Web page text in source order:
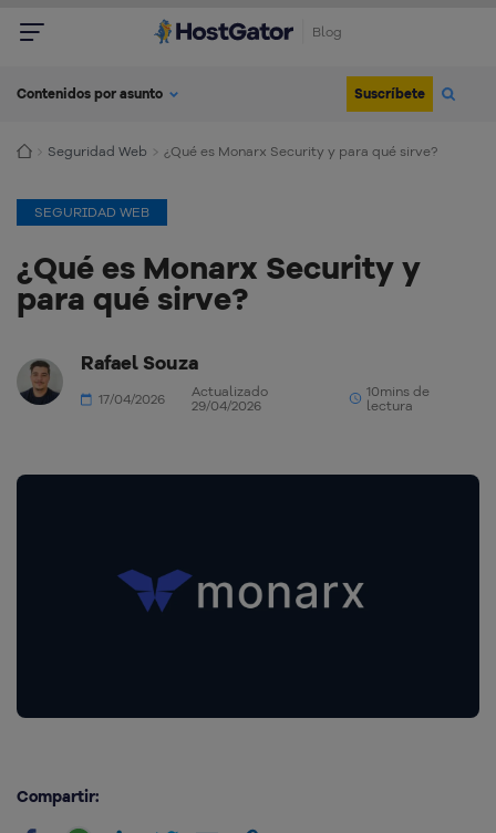
Blog
Contenidos por asunto Suscríbete
Seguridad Web ¿Qué es Monarx Security y para qué sirve?
SEGURIDAD WEB
¿Qué es Monarx Security y
para qué sirve?
Rafael Souza
17/04/2026
Actualizado
29/04/2026
10mins de
lectura
Compartir: